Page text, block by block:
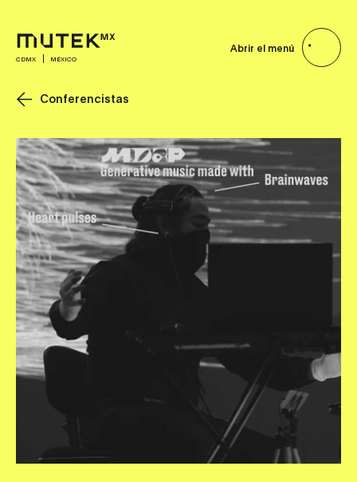
CDMX MÉXICO
Abrir el menú
Conferencistas